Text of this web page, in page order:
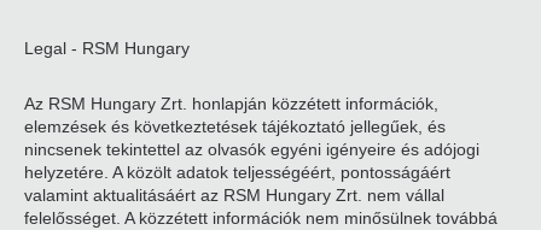
Legal - RSM Hungary
Az RSM Hungary Zrt. honlapján közzétett információk,
elemzések és következtetések tájékoztató jellegűek, és
nincsenek tekintettel az olvasók egyéni igényeire és adójogi
helyzetére. A közölt adatok teljességéért, pontosságáért
valamint aktualitásáért az RSM Hungary Zrt. nem vállal
felelősséget. A közzétett információk nem minősülnek továbbá